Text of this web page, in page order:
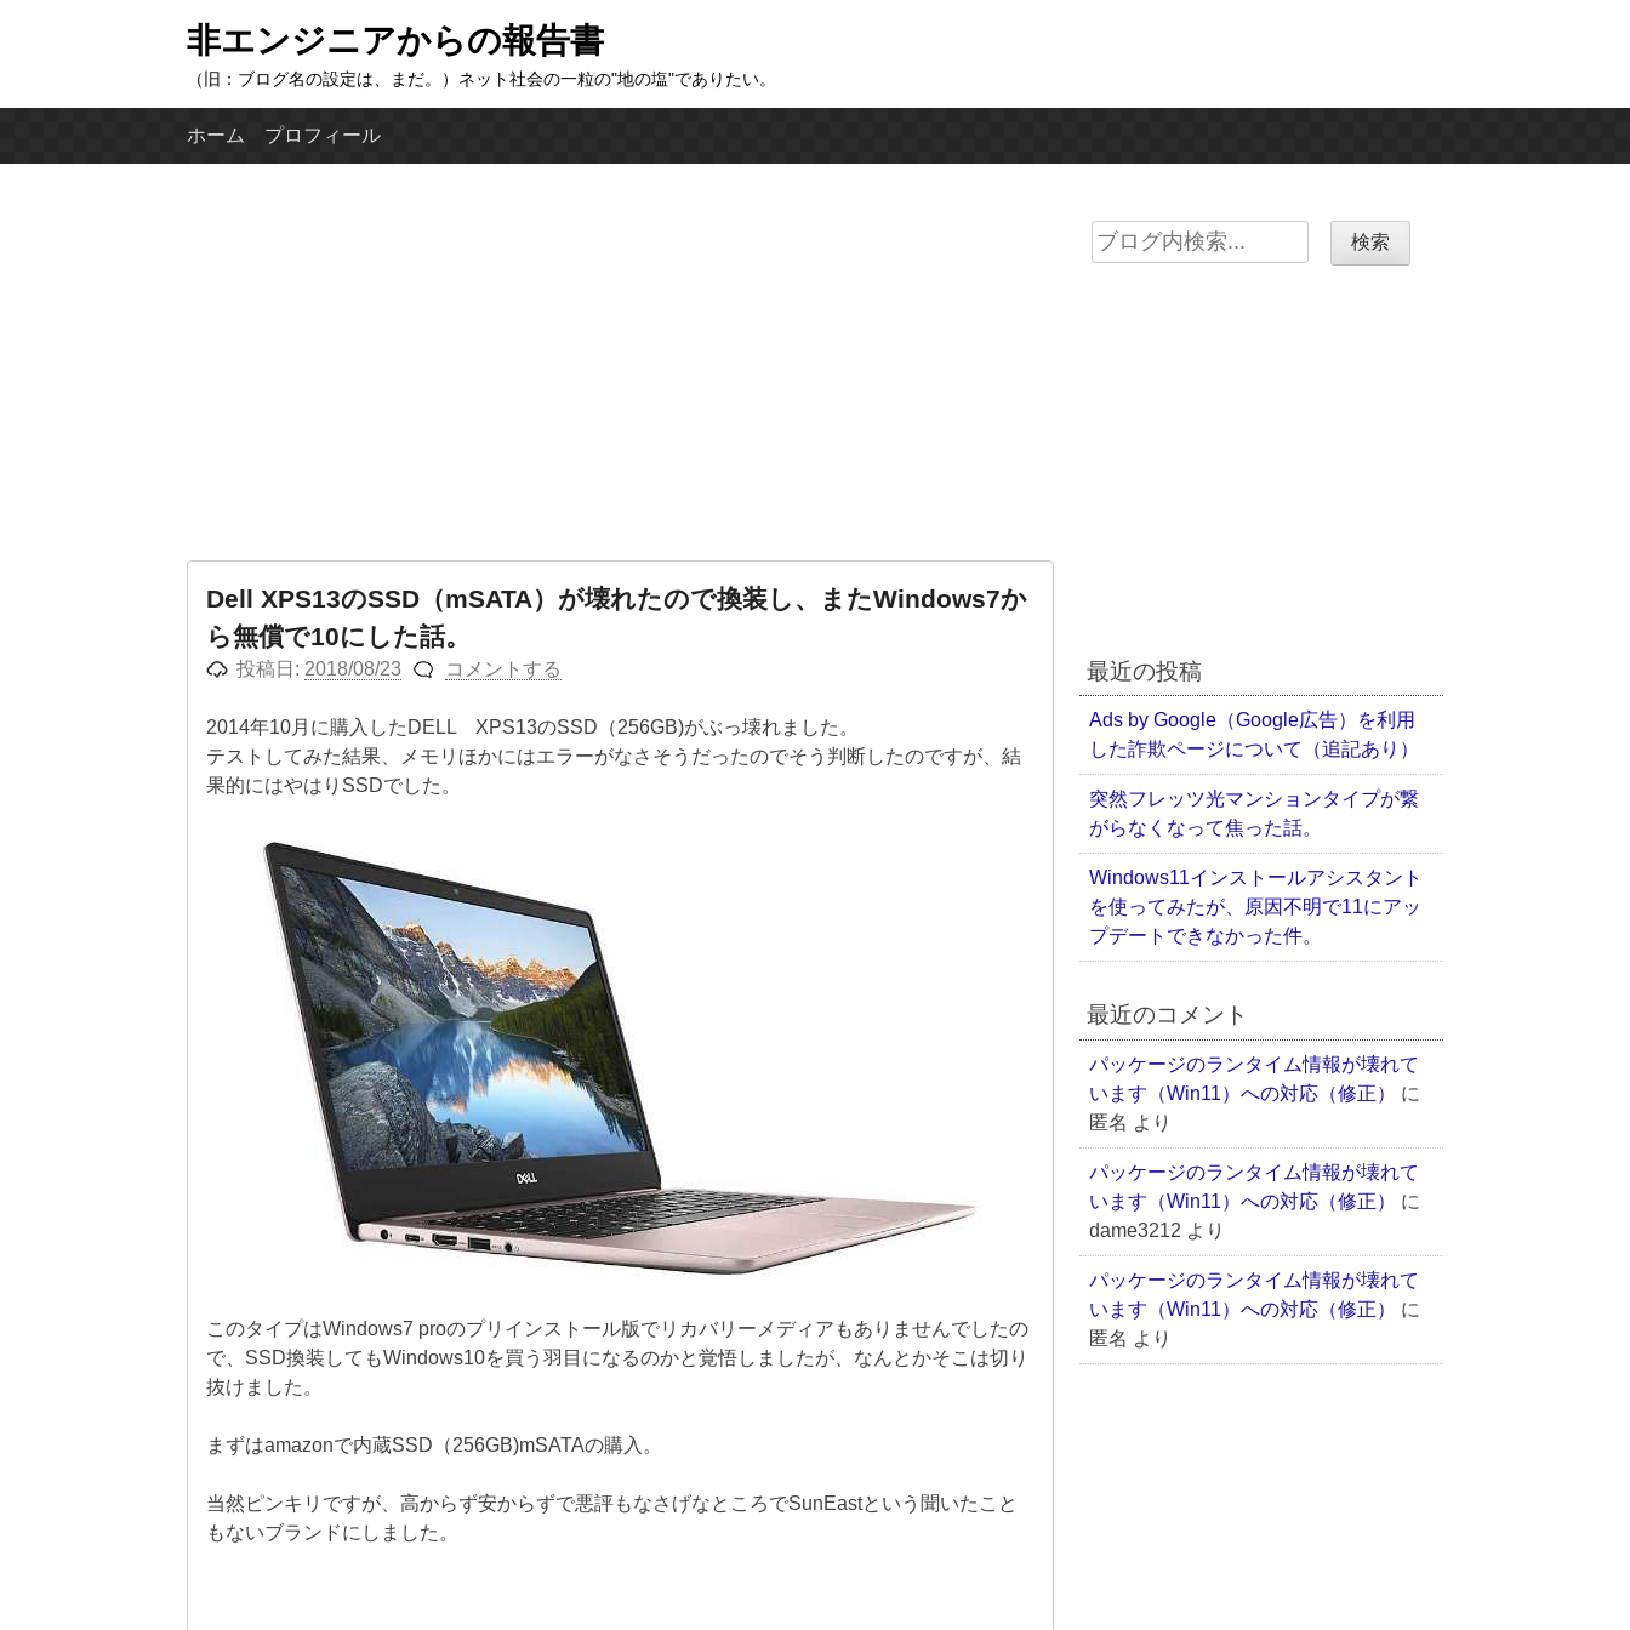
コ
ン
テ
ツ
非エンジニアからの報告書
（旧：ブログ名の設定は、まだ。）ネット社会の一粒の"地の塩"でありたい。
ホーム プロフィール
Dell XPS13のSSD（mSATA）が壊れたので換装し、またWindows7か
ら無償で10にした話。
投稿日: 2018/08/23 コメントする
2014年10月に購入したDELL XPS13のSSD（256GB)がぶっ壊れました。
テストしてみた結果、メモリほかにはエラーがなさそうだったのでそう判断したのですが、結
果的にはやはりSSDでした。
このタイプはWindows7 proのプリインストール版でリカバリーメディアもありませんでしたの
で、SSD換装してもWindows10を買う羽目になるのかと覚悟しましたが、なんとかそこは切り
抜けました。
まずはamazonで内蔵SSD（256GB)mSATAの購入。
当然ピンキリですが、高からず安からずで悪評もなさげなところでSunEastという聞いたこと
もないブランドにしました。
Search
最近の投稿
Ads by Google（Google広告）を利用
した詐欺ページについて（追記あり）
突然フレッツ光マンションタイプが繋
がらなくなって焦った話。
Windows11インストールアシスタント
を使ってみたが、原因不明で11にアッ
プデートできなかった件。
最近のコメント
パッケージのランタイム情報が壊れて
います（Win11）への対応（修正）
に
匿名 より
パッケージのランタイム情報が壊れて
います（Win11）への対応（修正）
に
dame3212 より
パッケージのランタイム情報が壊れて
います（Win11）への対応（修正）
に
匿名 より